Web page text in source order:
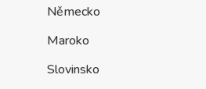
Německo
Maroko
Slovinsko